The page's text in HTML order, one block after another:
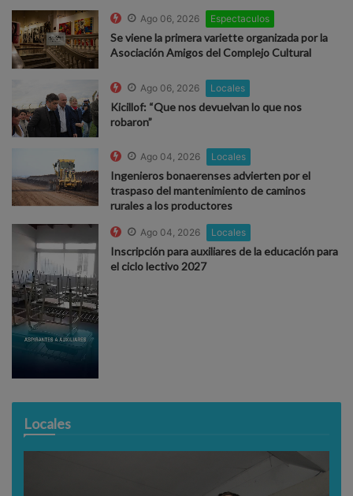
Ago 06, 2026 Espectaculos
Se viene la primera variette organizada por la
Asociación Amigos del Complejo Cultural
Ago 06, 2026 Locales
Kicillof: “Que nos devuelvan lo que nos
robaron”
Ago 04, 2026 Locales
Ingenieros bonaerenses advierten por el
traspaso del mantenimiento de caminos
rurales a los productores
Ago 04, 2026 Locales
Inscripción para auxiliares de la educación para
el ciclo lectivo 2027
Locales